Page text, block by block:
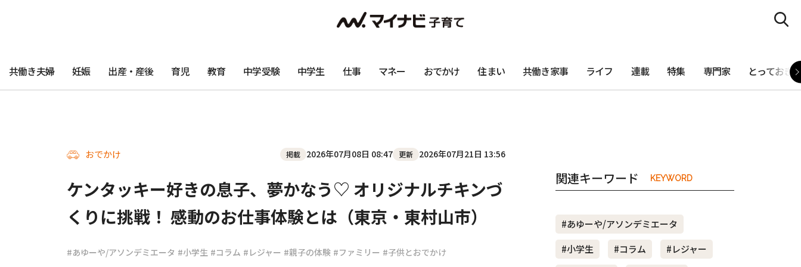
共働き夫婦 妊娠 出産・産後 育児 教育 中学受験 中学生 仕事 マネー おでかけ 住まい 共働き家事 ライフ 連載 特集 専門家 とっておき
おでかけ 掲載 2026年07月08日 08:47 更新 2026年07月21日 13:56
ケンタッキー好きの息子、夢かなう♡ オリジナルチキンづ
くりに挑戦！ 感動のお仕事体験とは（東京・東村山市）
#あゆーや/アソンデミエータ #小学生 #コラム #レジャー #親子の体験 #ファミリー #子供とおでかけ
関連キーワード KEYWORD
#あゆーや/アソンデミエータ
#小学生
#コラム
#レジャー